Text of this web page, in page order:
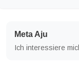
Meta Aju
Ich interessiere